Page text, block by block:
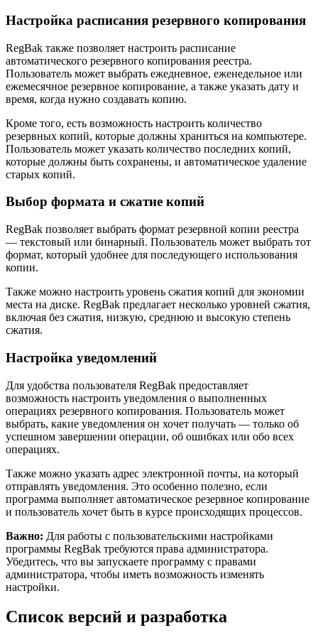
Настройка расписания резервного копирования
RegBak также позволяет настроить расписание
автоматического резервного копирования реестра.
Пользователь может выбрать ежедневное, еженедельное или
ежемесячное резервное копирование, а также указать дату и
время, когда нужно создавать копию.
Кроме того, есть возможность настроить количество
резервных копий, которые должны храниться на компьютере.
Пользователь может указать количество последних копий,
которые должны быть сохранены, и автоматическое удаление
старых копий.
Выбор формата и сжатие копий
RegBak позволяет выбрать формат резервной копии реестра
— текстовый или бинарный. Пользователь может выбрать тот
формат, который удобнее для последующего использования
копии.
Также можно настроить уровень сжатия копий для экономии
места на диске. RegBak предлагает несколько уровней сжатия,
включая без сжатия, низкую, среднюю и высокую степень
сжатия.
Настройка уведомлений
Для удобства пользователя RegBak предоставляет
возможность настроить уведомления о выполненных
операциях резервного копирования. Пользователь может
выбрать, какие уведомления он хочет получать — только об
успешном завершении операции, об ошибках или обо всех
операциях.
Также можно указать адрес электронной почты, на который
отправлять уведомления. Это особенно полезно, если
программа выполняет автоматическое резервное копирование
и пользователь хочет быть в курсе происходящих процессов.
Важно: Для работы с пользовательскими настройками
программы RegBak требуются права администратора.
Убедитесь, что вы запускаете программу с правами
администратора, чтобы иметь возможность изменять
настройки.
Список версий и разработка